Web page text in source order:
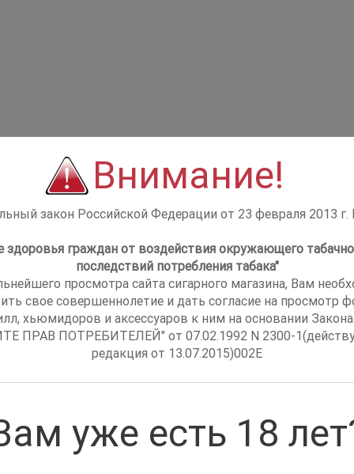
Внимание!
закон Российской Федерации от 23 февраля 2013
здоровья граждан от воздействия окружающего
последствий потребления табака"
просмотра сайта сигарного магазина, Вам
свое совершеннолетие и дать согласие на просмотр
хьюмидоров и аксессуаров к ним на основании
ПРАВ ПОТРЕБИТЕЛЕЙ" от 07.02.1992 N 2300-
редакция от 13.07.2015)002E
уже есть 18